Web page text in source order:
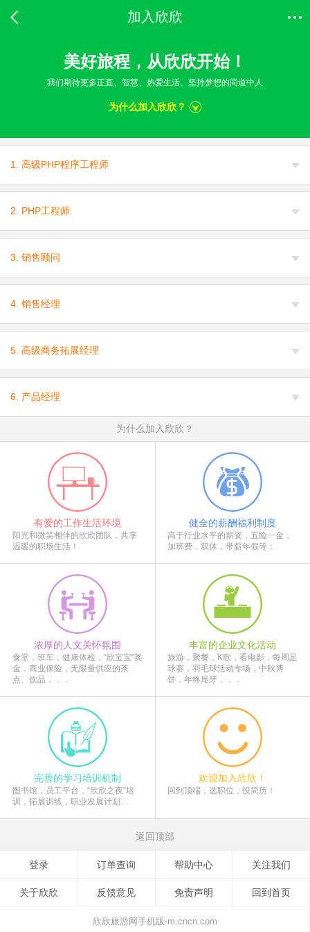
加入欣欣
美好旅程，从欣欣开始！
我们期待更多正直、智慧、热爱生活、坚持梦想的同道中人
为什么加入欣欣？
1. 高级PHP程序工程师
2. PHP工程师
3. 销售顾问
4. 销售经理
5. 高级商务拓展经理
6. 产品经理
为什么加入欣欣？
有爱的工作生活环境
阳光和微笑相伴的欣欣团队，共享
温暖的职场生活！
健全的薪酬福利制度
高于行业水平的薪资，五险一金，
加班费，双休，带薪年假等；
浓厚的人文关怀氛围
食堂，班车，健康体检，“欣宝宝”奖
金，商业保险，无限量供应的茶
点、饮品．．．
丰富的企业文化活动
旅游，聚餐，K歌，看电影，每周足
球赛，羽毛球活动专场，中秋博
饼，年终尾牙．．．
完善的学习培训机制
图书馆，员工平台，“欣欣之夜”培
训，拓展训练，职业发展计划…
欢迎加入欣欣！
回到顶端，选职位，投简历！
返回顶部
登录 订单查询 帮助中心 关注我们
关于欣欣 反馈意见 免责声明 回到首页
欣欣旅游网手机版-m.cncn.com